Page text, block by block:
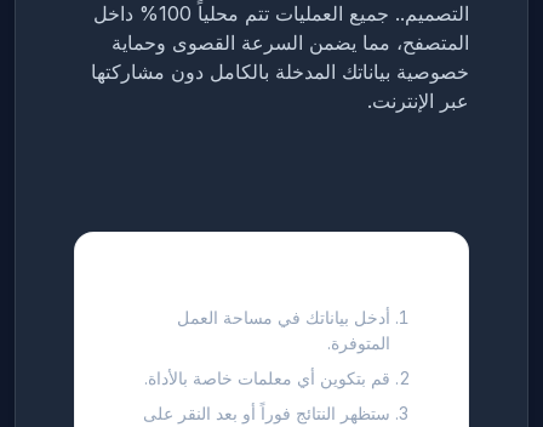
التصميم.. جميع العمليات تتم محلياً 100% داخل
المتصفح، مما يضمن السرعة القصوى وحماية
خصوصية بياناتك المدخلة بالكامل دون مشاركتها
عبر الإنترنت.
أدخل بياناتك في مساحة العمل
المتوفرة.
قم بتكوين أي معلمات خاصة بالأداة.
ستظهر النتائج فوراً أو بعد النقر على